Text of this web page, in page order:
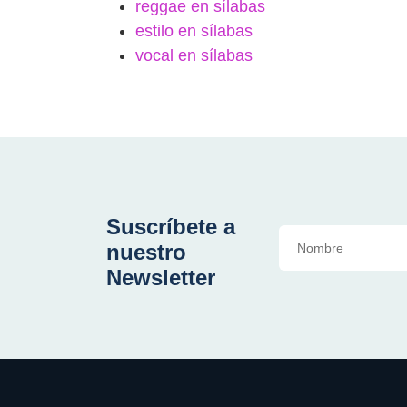
reggae en sílabas
estilo en sílabas
vocal en sílabas
Suscríbete a
nuestro
Newsletter